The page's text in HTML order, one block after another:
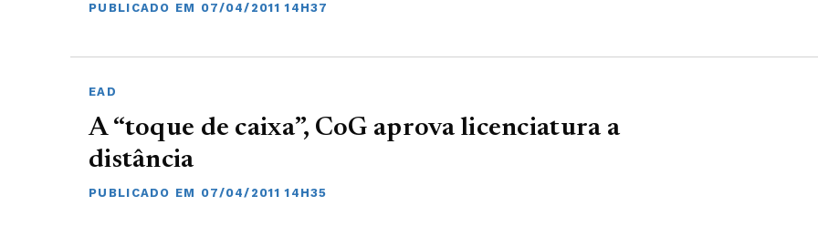
PUBLICADO EM 07/04/2011 14H37
EAD
A “toque de caixa”, CoG aprova licenciatura a
distância
PUBLICADO EM 07/04/2011 14H35